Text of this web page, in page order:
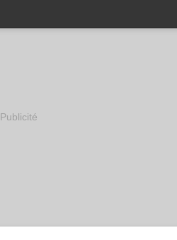
Publicité